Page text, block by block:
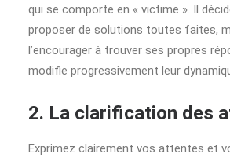
qui se comporte en « victime ». Il
proposer de solutions toutes faites,
l’encourager à trouver ses propres
modifie progressivement leur
2. La clarification des
Exprimez clairement vos attentes et